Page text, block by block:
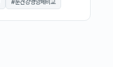
#눈건강영양제비교